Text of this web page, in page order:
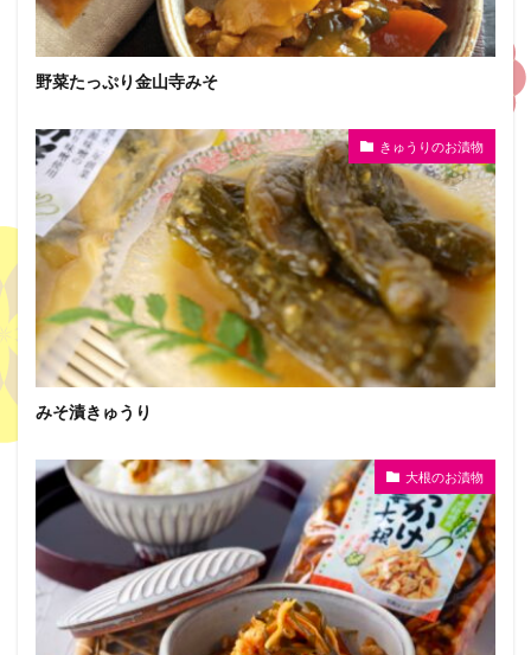
野菜たっぷり金山寺みそ
きゅうりのお漬物
みそ漬きゅうり
大根のお漬物